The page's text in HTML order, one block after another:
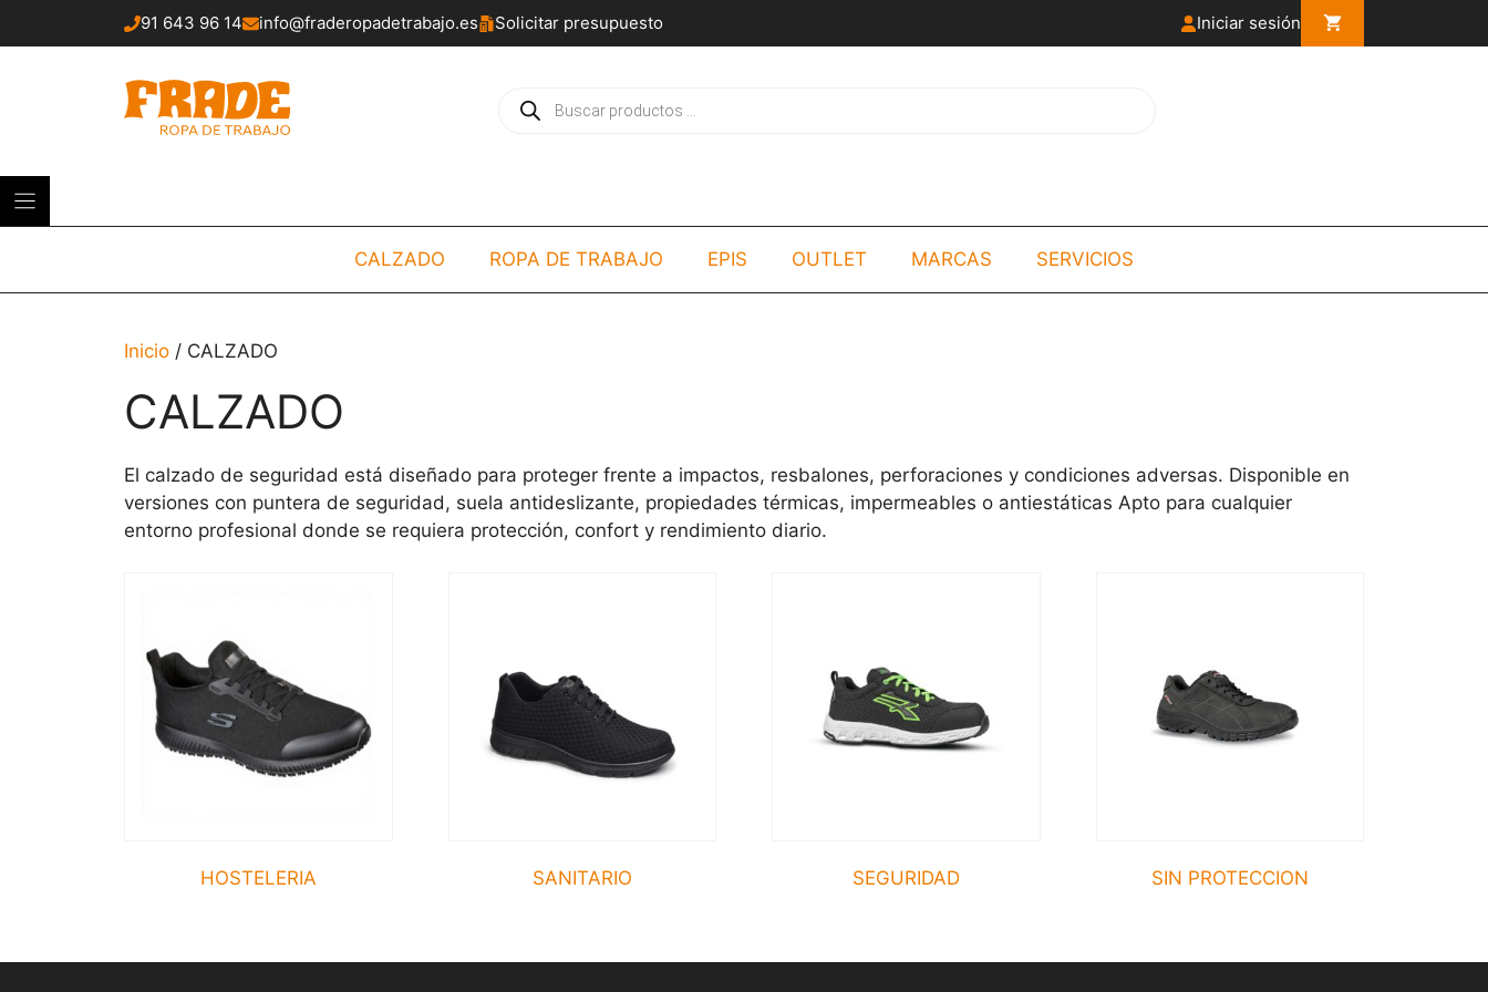
91 643 96 14 info@fraderopadetrabajo.es Solicitar presupuesto Iniciar sesión
Búsqueda
de
CALZADO ROPA DE TRABAJO EPIS OUTLET MARCAS SERVICIOS
Inicio / CALZADO
CALZADO
El calzado de seguridad está diseñado para proteger frente a impactos, resbalones, perforaciones y condiciones adversas. Disponible en
versiones con puntera de seguridad, suela antideslizante, propiedades térmicas, impermeables o antiestáticas Apto para cualquier
entorno profesional donde se requiera protección, confort y rendimiento diario.
HOSTELERIA SANITARIO SEGURIDAD SIN PROTECCION